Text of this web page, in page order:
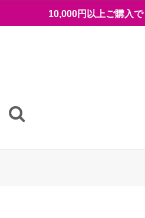
10,000円以上ご購入で